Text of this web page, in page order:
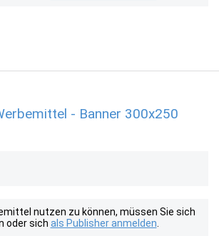
- Banner 300x250
nutzen zu können, müssen Sie sich
oder sich als Publisher anmelden